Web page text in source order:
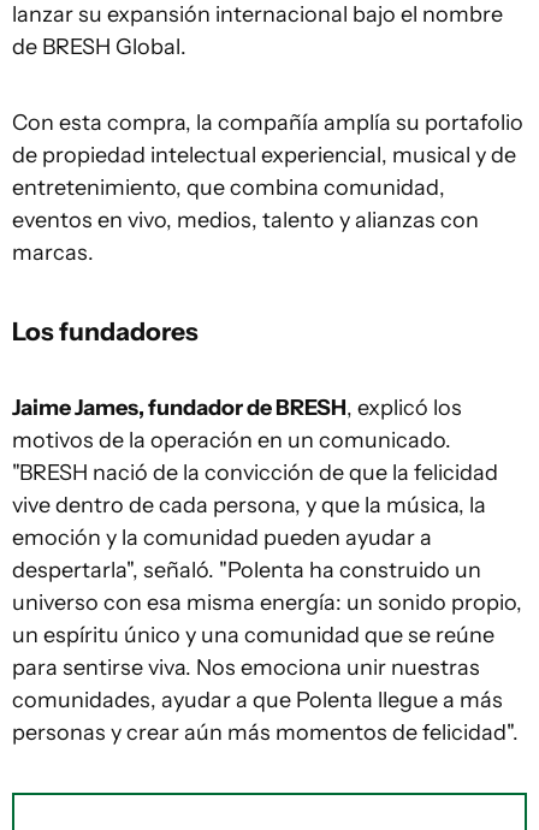
lanzar su expansión internacional bajo el nombre
de BRESH Global.
Con esta compra, la compañía amplía su portafolio
de propiedad intelectual experiencial, musical y de
entretenimiento, que combina comunidad,
eventos en vivo, medios, talento y alianzas con
marcas.
Los fundadores
Jaime James, fundador de BRESH, explicó los
motivos de la operación en un comunicado.
"BRESH nació de la convicción de que la felicidad
vive dentro de cada persona, y que la música, la
emoción y la comunidad pueden ayudar a
despertarla", señaló. "Polenta ha construido un
universo con esa misma energía: un sonido propio,
un espíritu único y una comunidad que se reúne
para sentirse viva. Nos emociona unir nuestras
comunidades, ayudar a que Polenta llegue a más
personas y crear aún más momentos de felicidad".